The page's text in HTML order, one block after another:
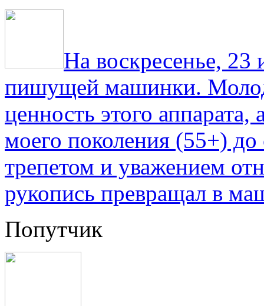
На воскресенье,
пишущей машинки.
ценность этого
моего поколения (55+) до
трепетом и уважением
рукопись превращал в
Попутчик